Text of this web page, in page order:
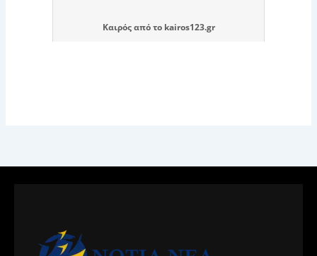
Καιρόςαπό το kairos123.gr